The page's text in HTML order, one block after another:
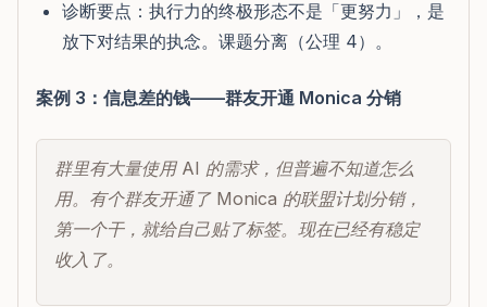
诊断要点：执行力的终极形态不是「更努力」，是
放下对结果的执念。课题分离（公理 4）。
案例 3：信息差的钱——群友开通 Monica 分销
群里有大量使用 AI 的需求，但普遍不知道怎么
用。有个群友开通了 Monica 的联盟计划分销，
第一个干，就给自己贴了标签。现在已经有稳定
收入了。